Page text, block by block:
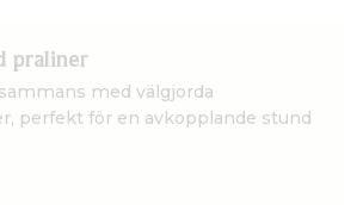
praliner
med välgjorda
perfekt för en avkopplande stund